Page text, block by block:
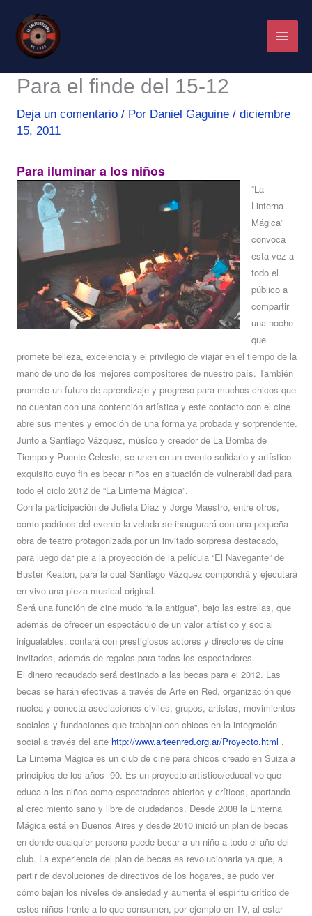
contenido
Para el finde del 15-12
Deja un comentario / Por Daniel Gaguine / diciembre
15, 2011
Para iluminar a los niños
“La
Linterna
Mágica”
convoca
esta vez a
todo el
público a
compartir
una noche
que
promete belleza, excelencia y el privilegio de viajar en el tiempo de la
mano de uno de los mejores compositores de nuestro país. También
promete un futuro de aprendizaje y progreso para muchos chicos que
no cuentan con una contención artística y este contacto con el cine
abre sus mentes y emoción de una forma ya probada y sorprendente.
Junto a Santiago Vázquez, músico y creador de La Bomba de
Tiempo y Puente Celeste, se unen en un evento solidario y artístico
exquisito cuyo fin es becar niños en situación de vulnerabilidad para
todo el ciclo 2012 de “La Linterna Mágica”.
Con la participación de Julieta Díaz y Jorge Maestro, entre otros,
como padrinos del evento la velada se inaugurará con una pequeña
obra de teatro protagonizada por un invitado sorpresa destacado,
para luego dar pie a la proyección de la película “El Navegante” de
Buster Keaton, para la cual Santiago Vázquez compondrá y ejecutará
en vivo una pieza musical original.
Será una función de cine mudo “a la antigua”, bajo las estrellas, que
además de ofrecer un espectáculo de un valor artístico y social
inigualables, contará con prestigiosos actores y directores de cine
invitados, además de regalos para todos los espectadores.
El dinero recaudado será destinado a las becas para el 2012. Las
becas se harán efectivas a través de Arte en Red, organización que
nuclea y conecta asociaciones civiles, grupos, artistas, movimientos
sociales y fundaciones que trabajan con chicos en la integración
social a través del arte http://www.arteenred.org.ar/Proyecto.html .
La Linterna Mágica es un club de cine para chicos creado en Suiza a
principios de los años ´90. Es un proyecto artístico/educativo que
educa a los niños como espectadores abiertos y críticos, aportando
al crecimiento sano y libre de ciudadanos. Desde 2008 la Linterna
Mágica está en Buenos Aires y desde 2010 inició un plan de becas
en donde cualquier persona puede becar a un niño a todo el año del
club. La experiencia del plan de becas es revolucionaria ya que, a
partir de devoluciones de directivos de los hogares, se pudo ver
cómo bajan los niveles de ansiedad y aumenta el espíritu crítico de
estos niños frente a lo que consumen, por ejemplo en TV, al estar